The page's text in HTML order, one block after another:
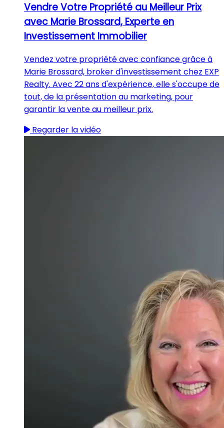
Vendre Votre Propriété au Meilleur Prix
avec Marie Brossard, Experte en
Investissement Immobilier
Vendez votre propriété avec confiance grâce à
Marie Brossard, broker d'investissement chez EXP
Realty. Avec 22 ans d'expérience, elle s'occupe de
tout, de la présentation au marketing, pour
garantir la vente au meilleur prix.
Regarder la vidéo